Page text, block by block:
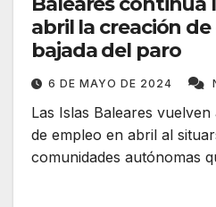
abril la creación
bajada del paro
6 DE MAYO DE 2024
Las Islas Baleares
de empleo en abril al
comunidades autónomas